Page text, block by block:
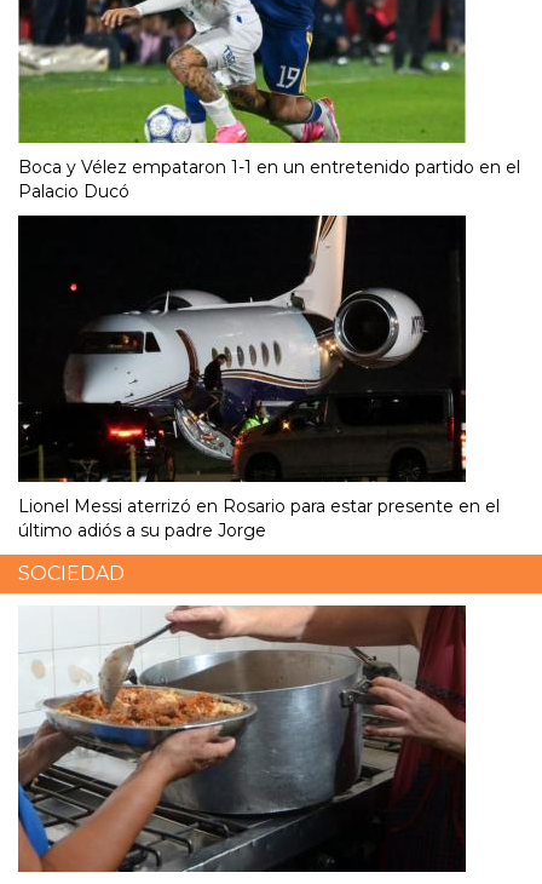
Boca y Vélez empataron 1-1 en un entretenido partido en el
Palacio Ducó
Lionel Messi aterrizó en Rosario para estar presente en el
último adiós a su padre Jorge
SOCIEDAD